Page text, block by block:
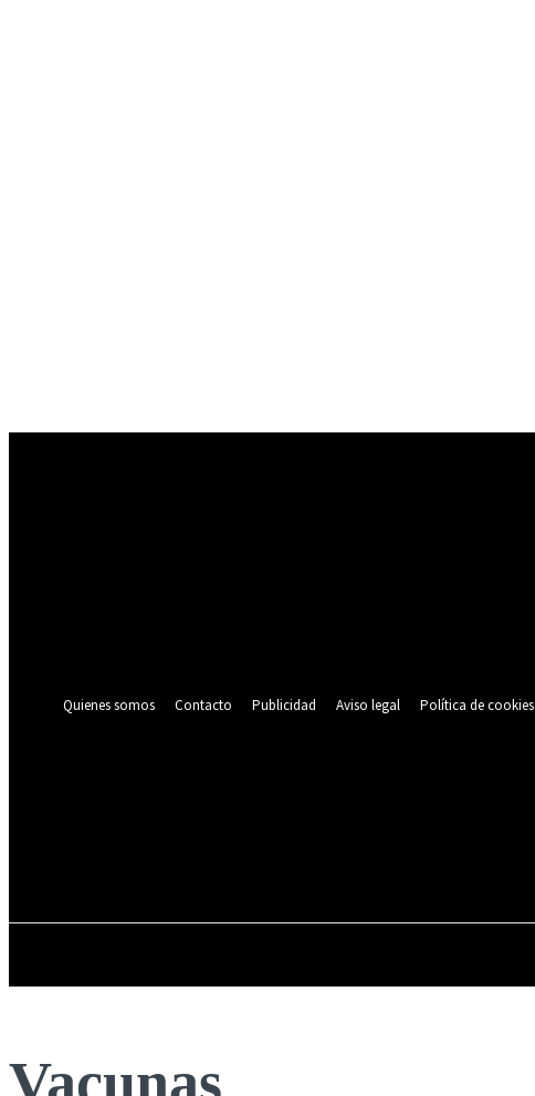
Quienes somos
Contacto Publicidad Aviso legal Política de cookies